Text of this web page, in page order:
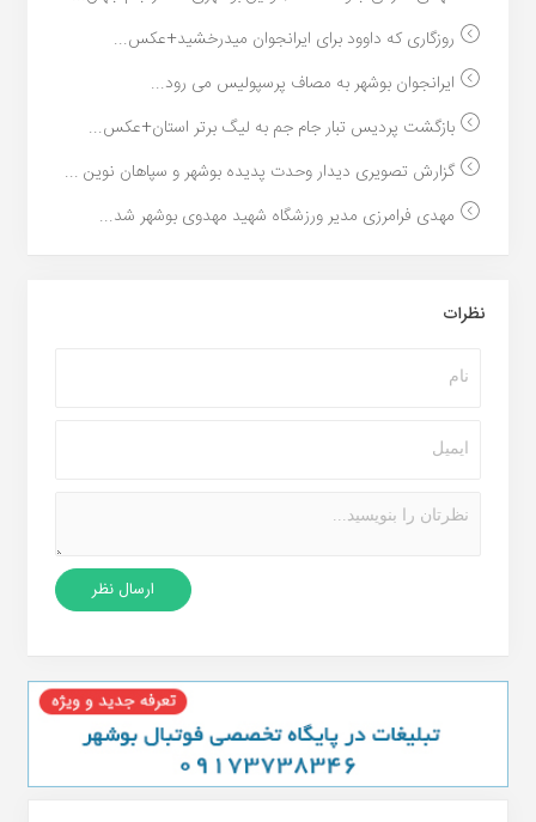
روزگاری که داوود برای ایرانجوان میدرخشید+عکس...
ایرانجوان بوشهر به مصاف پرسپولیس می رود...
بازگشت پردیس تبار جام جم به لیگ برتر استان+عکس...
گزارش تصویری دیدار وحدت پدیده بوشهر و سپاهان نوین ...
مهدی فرامرزی مدیر ورزشگاه شهید مهدوی بوشهر شد...
نظرات